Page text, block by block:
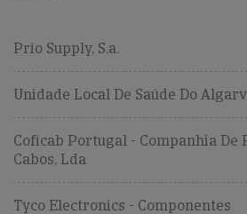
Prio Supply, S.a.
Unidade Local De Saúde Do
Coficab Portugal - Companhia De
Cabos, Lda
Tyco Electronics - Componentes